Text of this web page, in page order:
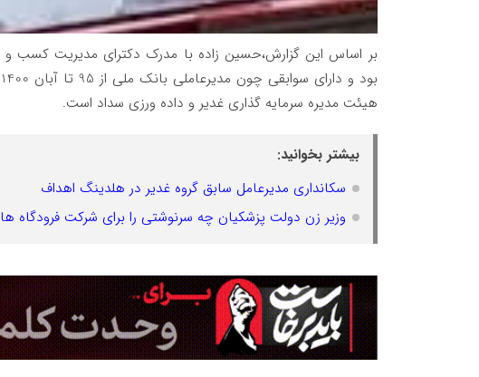
بر اساس این گزارش،حسین زاده با مدرک دکترای مدیریت کسب‌
بود و دارای سوابقی چون مدیرعاملی بانک ملی از 95 تا آبان 1400 ،
هیئت مدیره سرمایه گذاری غدیر و داده ورزی سداد است.
بیشتر بخوانید:
سکانداری مدیرعامل سابق گروه غدیر در هلدینگ اهداف
وزیر زن دولت پزشکیان چه سرنوشتی را برای شرکت فرودگاه